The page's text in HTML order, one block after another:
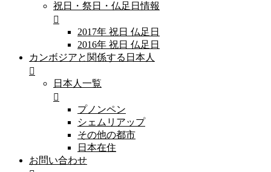
祝日・祭日・仏足日情報
2017年 祝日 仏足日
2016年 祝日 仏足日
カンボジアと関係する日本人
日本人一覧
プノンペン
シェムリアップ
その他の都市
日本在住
お問い合わせ